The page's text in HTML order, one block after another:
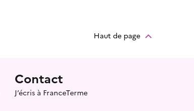
Haut de page
Contact
J’écris à FranceTerme